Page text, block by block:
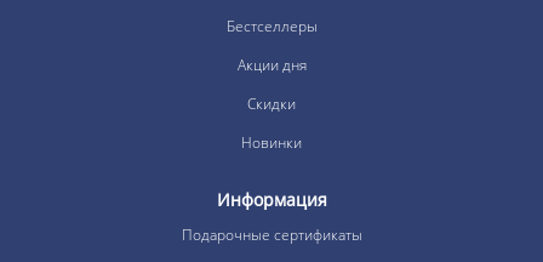
Бестселлеры
Акции дня
Скидки
Новинки
Информация
Подарочные сертификаты